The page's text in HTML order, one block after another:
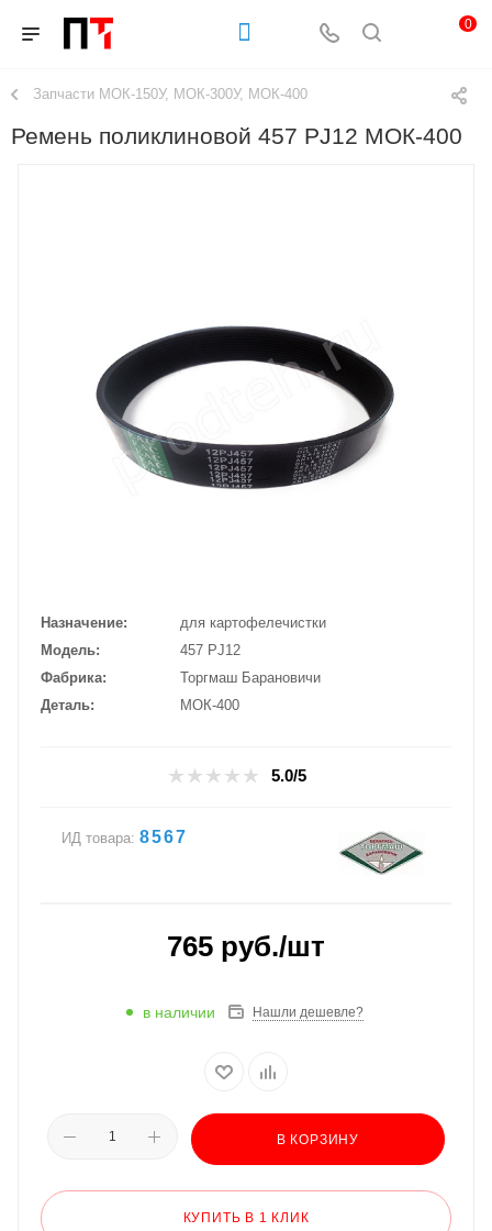
0
Запчасти МОК-150У, МОК-300У, МОК-400
Ремень поликлиновой 457 PJ12 МОК-400
Назначение
для картофелечистки
Модель
457 PJ12
Фабрика
Торгмаш Барановичи
Деталь
МОК-400
5.0/5
ИД товара: 8567
765 руб./шт
в наличии Нашли дешевле?
В КОРЗИНУ
КУПИТЬ В 1 КЛИК